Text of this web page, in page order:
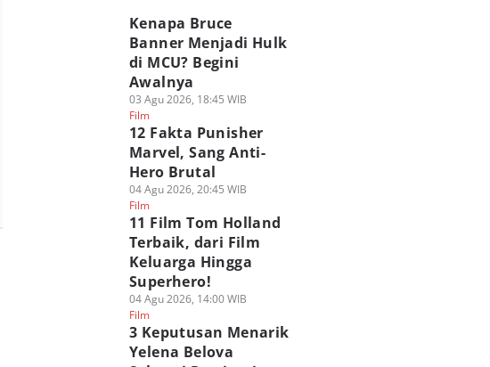
Kenapa Bruce
Banner Menjadi Hulk
di MCU? Begini
Awalnya
03 Agu 2026, 18:45 WIB
Film
12 Fakta Punisher
Marvel, Sang Anti-
Hero Brutal
04 Agu 2026, 20:45 WIB
Film
11 Film Tom Holland
Terbaik, dari Film
Keluarga Hingga
Superhero!
04 Agu 2026, 14:00 WIB
Film
3 Keputusan Menarik
Yelena Belova